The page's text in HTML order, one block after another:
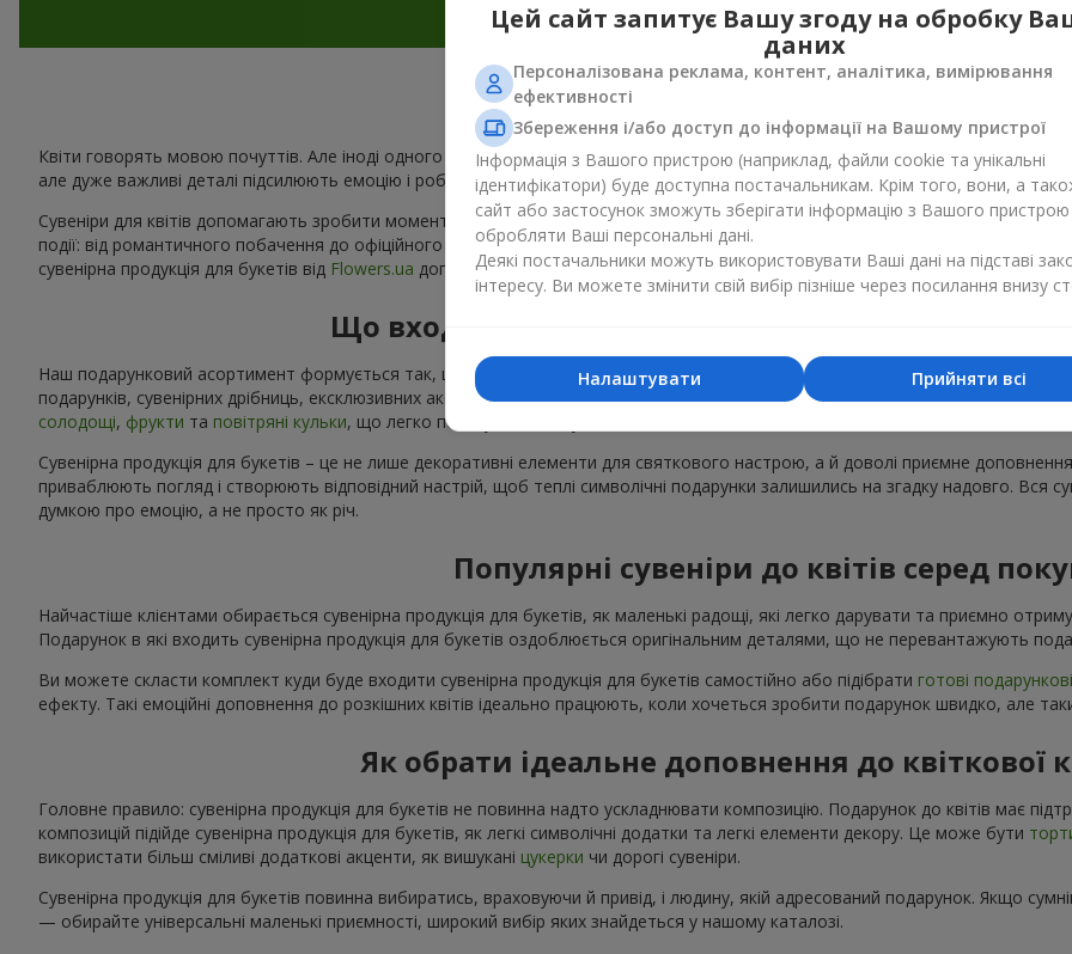
Сувенірна продукція до квіткових
Квіти говорять мовою почуттів. Але іноді одного букета замало, щоб передати весь настрій, турботу чи ніжність. Саме тут
але дуже важливі деталі підсилюють емоцію і роблять подарунок завершеним. Сувенірна продукція для букетів — не просто
Сувеніри для квітів допомагають зробити момент особливим: додати тепла, несподіванки або просто щирих емоцій.
події: від романтичного побачення до офіційного корпоративного привітання. Важливо лише вибрати влучний презент, що
сувенірна продукція для букетів від Flowers.ua допоможе вам зробити чудовий подарунок.
Що входить до асортименту сувенірної
Наш подарунковий асортимент формується так, щоб кожен клієнт міг знайти ідеальне доповнення до презенту. Сувенірна
подарунків, сувенірних дрібниць, ексклюзивних аксесуарів та дизайнерських прикрас. Ви можете вибрати в каталозі
солодощі, фрукти та повітряні кульки, що легко поєднуються з будь-якою квітковою композицією.
Сувенірна продукція для букетів – це не лише декоративні елементи для святкового настрою, а й доволі приємне
приваблюють погляд і створюють відповідний настрій, щоб теплі символічні подарунки залишились на згадку надовго. Вся
думкою про емоцію, а не просто як річ.
Популярні сувеніри до квітів серед
Найчастіше клієнтами обирається сувенірна продукція для букетів, як маленькі радощі, які легко дарувати та приємно
Подарунок в які входить сувенірна продукція для букетів оздоблюється оригінальним деталями, що не перевантажують
Ви можете скласти комплект куди буде входити сувенірна продукція для букетів самостійно або підібрати готові
ефекту. Такі емоційні доповнення до розкішних квітів ідеально працюють, коли хочеться зробити подарунок швидко, але
Як обрати ідеальне доповнення до квіткової
Головне правило: сувенірна продукція для букетів не повинна надто ускладнювати композицію. Подарунок до квітів має
композицій підійде сувенірна продукція для букетів, як легкі символічні додатки та легкі елементи декору. Це може бути
використати більш сміливі додаткові акценти, як вишукані цукерки чи дорогі сувеніри.
Сувенірна продукція для букетів повинна вибиратись, враховуючи й привід, і людину, якій адресований подарунок. Якщо
— обирайте універсальні маленькі приємності, широкий вибір яких знайдеться у нашому каталозі.
Цей сайт запитує Вашу згоду на обробку
даних
Персоналізована реклама, контент, аналітика, вимірювання
ефективності
Збереження і/або доступ до інформації на Вашому пристрої
Інформація з Вашого пристрою (наприклад, файли cookie та унікальні
ідентифікатори) буде доступна постачальникам. Крім того, вони, а
сайт або застосунок зможуть зберігати інформацію з Вашого
обробляти Ваші персональні дані.
Деякі постачальники можуть використовувати Ваші дані на підставі
інтересу. Ви можете змінити свій вибір пізніше через посилання внизу
Прийняти всі
Налаштувати